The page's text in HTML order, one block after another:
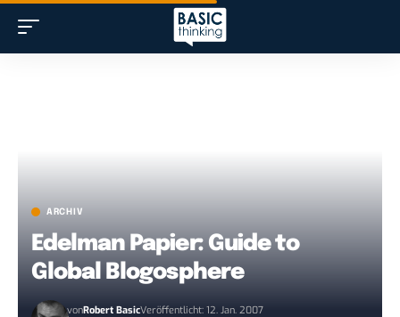
ARCHIV
Edelman Papier: Guide to
Global Blogosphere
vonRobert BasicVeröffentlicht: 12. Jan. 2007